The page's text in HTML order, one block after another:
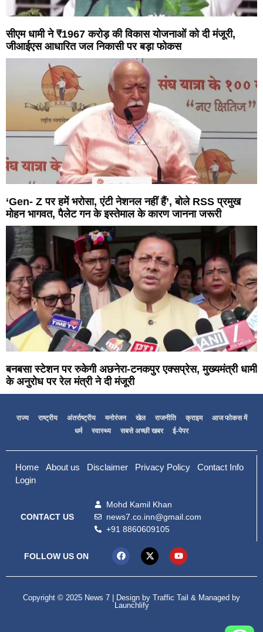
सीएम धामी ने ₹1967 करोड़ की विकास योजनाओं को दी मंजूरी,
जीआईएस आधारित जल निकासी पर बड़ा फोकस
‘Gen- Z पर हमें भरोसा, एंटी नेशनल नहीं हैं’, बोले RSS प्रमुख
मोहन भागवत, पैलेट गन के इस्तेमाल के कारण जानना जरूरी
बनबसा स्टेशन पर रुकेगी अछनेरा-टनकपुर एक्सप्रेस, मुख्यमंत्री धामी
के अनुरोध पर रेल मंत्री ने दी मंजूरी
राज्य राष्ट्रीय अंतर्राष्ट्रीय मनोरंजन खेल राजनीति क्राइम
आज फोकस में
धर्म
स्वास्थ्य सबसे अच्छी खबर ई-पेपर
Home About us Disclaimer Privacy Policy
Contact Info
Login
CONTACT US
Mohd Kamil Khan
news7.co.inn@gmail.com
+91 8860609105
FOLLOW US ON
Copyright © 2025 News 7 | Design by Traffic Tail & Managed by
Launchlify